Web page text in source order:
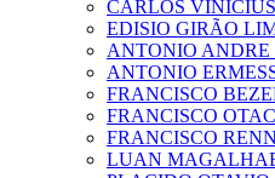
CARLOS
EDISIO GIRÃO
ANTONIO ANDRE
ANTONIO
FRANCISCO
FRANCISCO
FRANCISCO
LUAN